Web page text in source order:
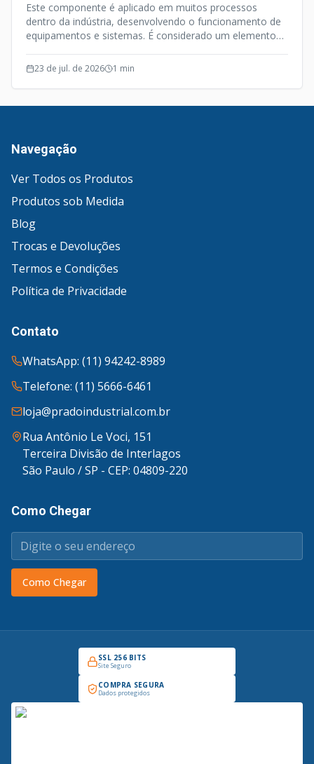
Este componente é aplicado em muitos processos
dentro da indústria, desenvolvendo o funcionamento de
equipamentos e sistemas. É considerado um elemento
opera de forma silenciosa e efetiva.
23 de jul. de 2026 1 min
Navegação
Ver Todos os Produtos
Produtos sob Medida
Blog
Trocas e Devoluções
Termos e Condições
Política de Privacidade
Contato
WhatsApp: (11) 94242-8989
Telefone: (11) 5666-6461
loja@pradoindustrial.com.br
Rua Antônio Le Voci, 151
Terceira Divisão de Interlagos
São Paulo / SP - CEP: 04809-220
Como Chegar
Como Chegar
SSL 256 BITS
Site Seguro
COMPRA SEGURA
Dados protegidos